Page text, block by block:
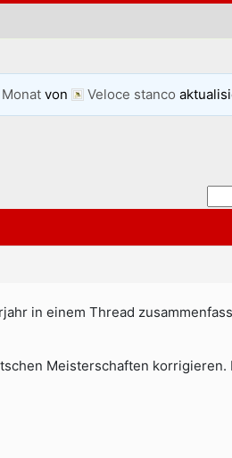
von Veloce stanco
in einem Thread
Meisterschaften korrigieren.